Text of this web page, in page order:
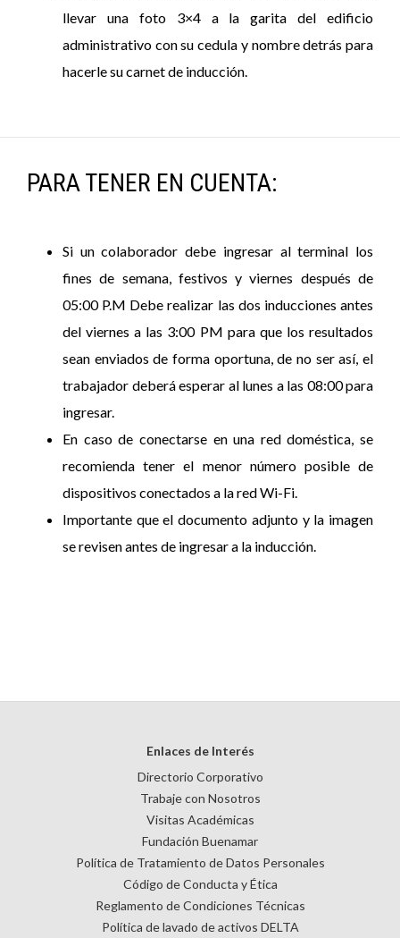
llevar una foto 3×4 a la garita del edificio
administrativo con su cedula y nombre detrás para
hacerle su carnet de inducción.
PARA TENER EN CUENTA:
Si un colaborador debe ingresar al terminal los
fines de semana, festivos y viernes después de
05:00 P.M Debe realizar las dos inducciones antes
del viernes a las 3:00 PM para que los resultados
sean enviados de forma oportuna, de no ser así, el
trabajador deberá esperar al lunes a las 08:00 para
ingresar.
En caso de conectarse en una red doméstica, se
recomienda tener el menor número posible de
dispositivos conectados a la red Wi-Fi.
Importante que el documento adjunto y la imagen
se revisen antes de ingresar a la inducción.
Enlaces de Interés
Directorio Corporativo
Trabaje con Nosotros
Visitas Académicas
Fundación Buenamar
Política de Tratamiento de Datos Personales
Código de Conducta y Ética
Reglamento de Condiciones Técnicas
Política de lavado de activos DELTA